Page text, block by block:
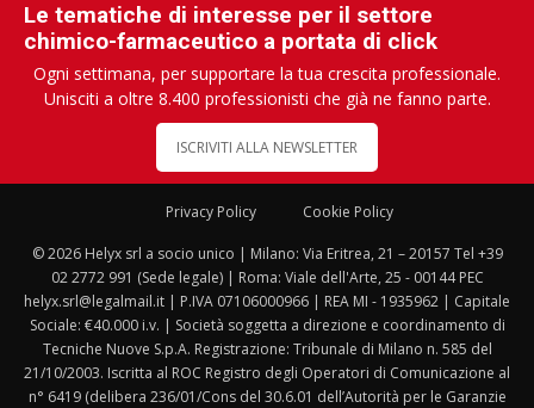
Le tematiche di interesse per il settore
chimico-farmaceutico a portata di click
Ogni settimana, per supportare la tua crescita professionale.
Unisciti a oltre 8.400 professionisti che già ne fanno parte.
ISCRIVITI ALLA NEWSLETTER
Privacy Policy Cookie Policy
© 2026 Helyx srl a socio unico | Milano: Via Eritrea, 21 – 20157 Tel +39
02 2772 991 (Sede legale) | Roma: Viale dell'Arte, 25 - 00144 PEC
helyx.srl@legalmail.it | P.IVA 07106000966 | REA MI - 1935962 | Capitale
Sociale: €40.000 i.v. | Società soggetta a direzione e coordinamento di
Tecniche Nuove S.p.A. Registrazione: Tribunale di Milano n. 585 del
21/10/2003. Iscritta al ROC Registro degli Operatori di Comunicazione al
n° 6419 (delibera 236/01/Cons del 30.6.01 dell’Autorità per le Garanzie